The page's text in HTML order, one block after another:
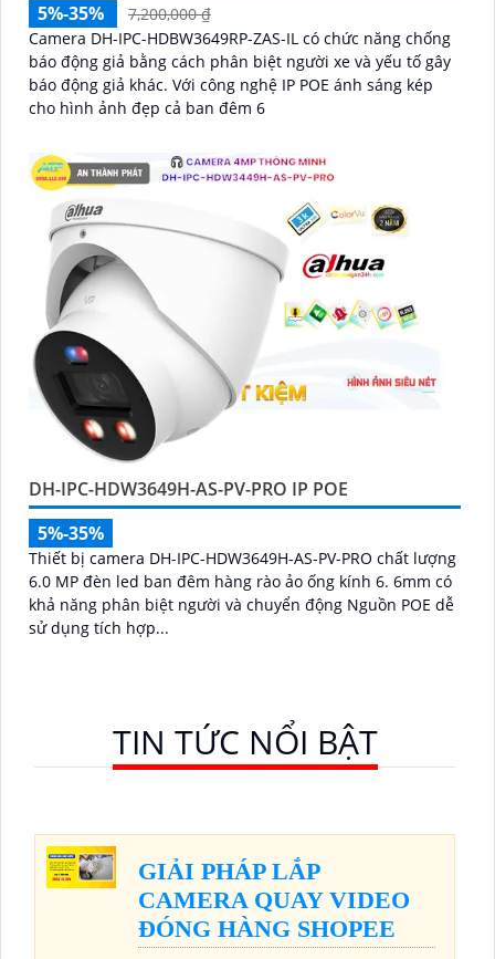
5%-35%
7,200,000 ₫
Camera DH-IPC-HDBW3649RP-ZAS-IL có chức năng chống
báo động giả bằng cách phân biệt người xe và yếu tố gây
báo động giả khác. Với công nghệ IP POE ánh sáng kép
cho hình ảnh đẹp cả ban đêm 6
DH-IPC-HDW3649H-AS-PV-PRO IP POE
5%-35%
Thiết bị camera DH-IPC-HDW3649H-AS-PV-PRO chất lượng
6.0 MP đèn led ban đêm hàng rào ảo ống kính 6. 6mm có
khả năng phân biệt người và chuyển động Nguồn POE dễ
sử dụng tích hợp...
TIN TỨC NỔI BẬT
GIẢI PHÁP LẮP
CAMERA QUAY VIDEO
ĐÓNG HÀNG SHOPEE